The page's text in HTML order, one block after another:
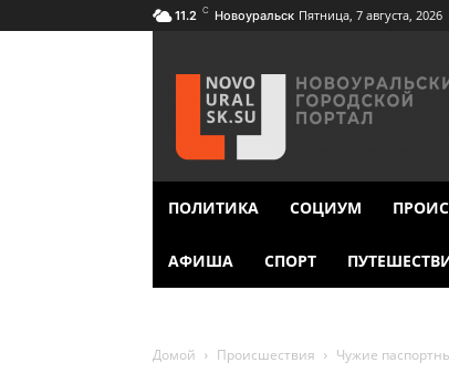
11.2 C Новоуральск Пятница, 7 августа, 2026
ПОЛИТИКА СОЦИУМ
АФИША СПОРТ
Домой Происшествия Чужие